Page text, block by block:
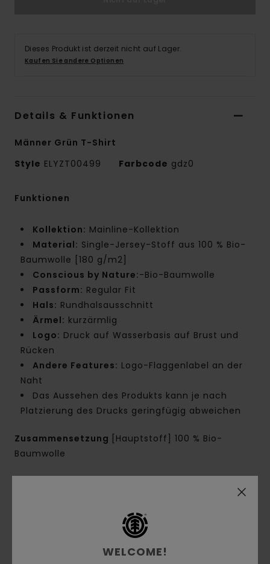
Dieses Produkt ist derzeit nicht auf Lager.
Kaufen Sie andere Optionen
Details & Funktionen
Männer Grün T-Shirt
Style ELYZT00499 Farbcode gdz0
Funktionen
Kollektion: Mainline-Kollektion
Material: Single-Jersey-Stoff aus 100 % Bio-
Baumwolle [180 g/m2]
Conscious by Nature:-Bio-Baumwolle
Passform: Regular Fit
Hals: Rundhalsausschnitt
Ärmel: kurzärmlig
Logo: Druck auf Wasserbasis auf Brust und
Rücken
Andere Features: Logo-Flaggenlabel an der
Naht
Das Aussehen des Produkts kann je nach
Platzierung des Drucks geringfügig abweichen
Zusammensetzung
[Hauptstoff] 100 % Bio-
Baumwolle
Kundenbewertungen
WELCOME!